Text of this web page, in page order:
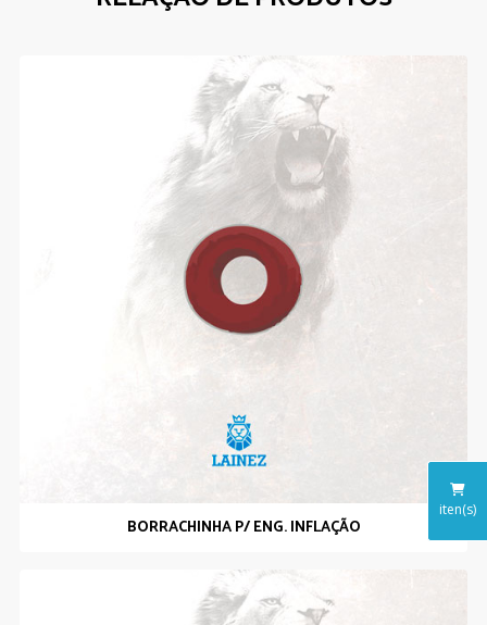
iten(s)
BORRACHINHA P/ ENG. INFLAÇÃO